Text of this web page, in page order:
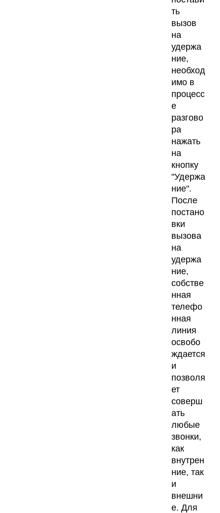
ть
вызов
на
удержа
ние,
необход
имо в
процесс
е
разгово
ра
нажать
на
кнопку
"Удержа
ние".
После
постано
вки
вызова
на
удержа
ние,
собстве
нная
телефо
нная
линия
освобо
ждается
и
позволя
ет
соверш
ать
любые
звонки,
как
внутрен
ние, так
и
внешни
е. Для